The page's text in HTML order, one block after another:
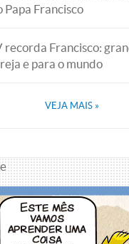
Papa Francisco
recorda Francisco:
e para o mundo
VEJA MAIS »